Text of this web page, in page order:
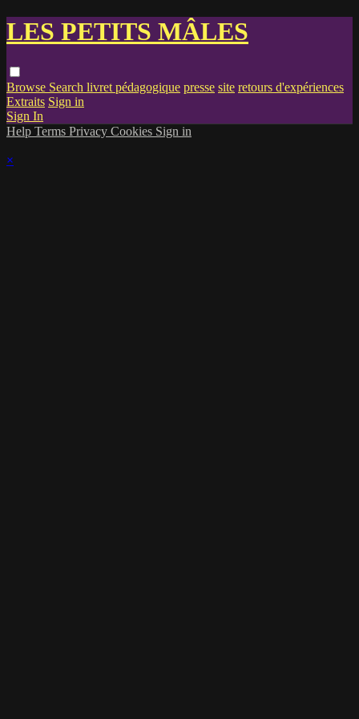
LES PETITS MÂLES
Browse Search livret pédagogique presse site retours d'expériences
Extraits Sign in
Sign In
Help Terms Privacy Cookies Sign in
×